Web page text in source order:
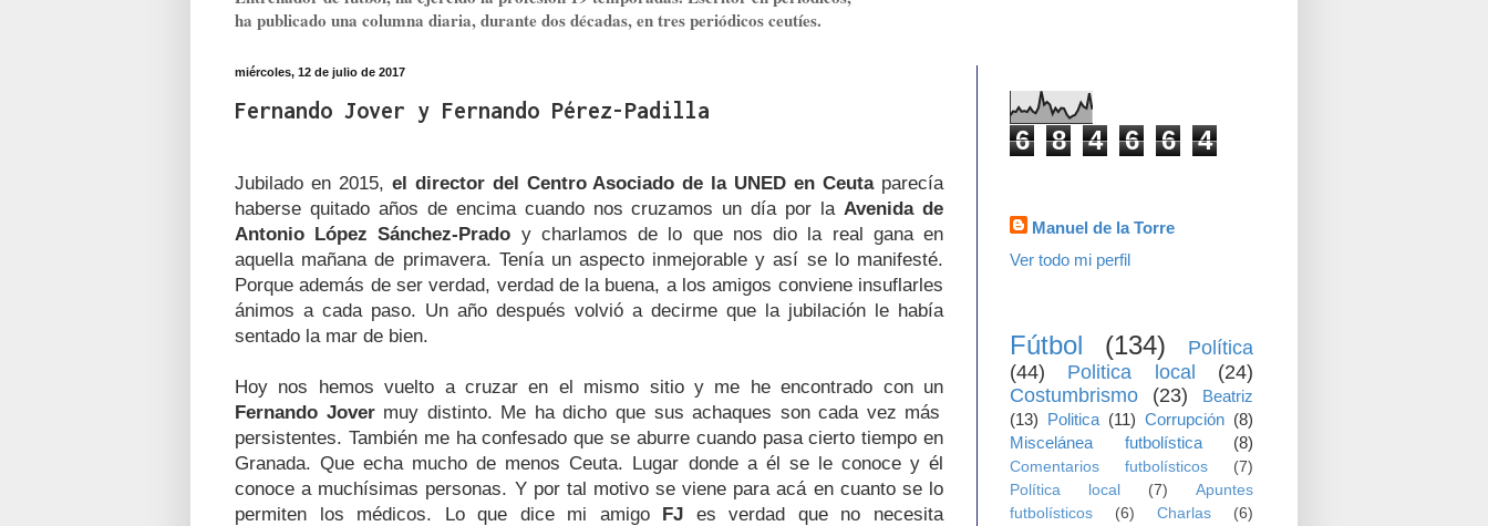
ha publicado una columna diaria, durante dos décadas, en tres periódicos ceutíes.
miércoles, 12 de julio de 2017
Fernando Jover y Fernando Pérez-Padilla
Jubilado en 2015, el director del Centro Asociado de la UNED en Ceutaparecía
haberse quitado años de encima cuando nos cruzamos un día por la Avenida de
Antonio López Sánchez-Prado y charlamos de lo que nos dio la real gana en
aquella mañana de primavera. Tenía un aspecto inmejorable y así se lo manifesté.
Porque además de ser verdad, verdad de la buena, a los amigos conviene insuflarles
ánimos a cada paso. Un año después volvió a decirme que la jubilación le había
sentado la mar de bien.
Hoy nos hemos vuelto a cruzar en el mismo sitio y me he encontrado con un
Fernando Jovermuy distinto. Me ha dicho que sus achaques son cada vez más
persistentes. También me ha confesado que se aburre cuando pasa cierto tiempo en
Granada. Que echa mucho de menos Ceuta. Lugar donde a él se le conoce y él
conoce a muchísimas personas. Y por tal motivo se viene para acá en cuanto se lo
permiten los médicos. Lo que dice mi amigo FJ es verdad que no necesita
6 8 4 6 6 4
Manuel de la Torre
Ver todo mi perfil
Fútbol (134)
Política
(44)
Politica local
(24)
Costumbrismo
(23)
Beatriz
(13) Politica (11) Corrupción (8)
Miscelánea futbolística
(8)
Comentarios futbolísticos
(7)
Política local
(7)
Apuntes
futbolísticos
(6) Charlas
(6)